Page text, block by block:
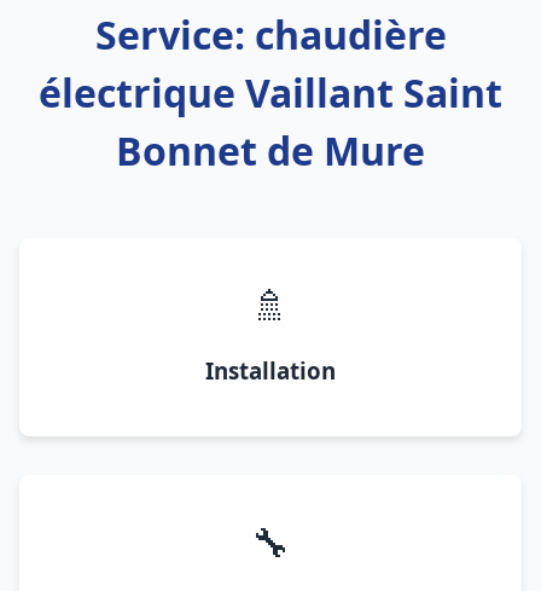
Service: chaudière
électrique Vaillant Saint
Bonnet de Mure
🚿
Installation
🔧